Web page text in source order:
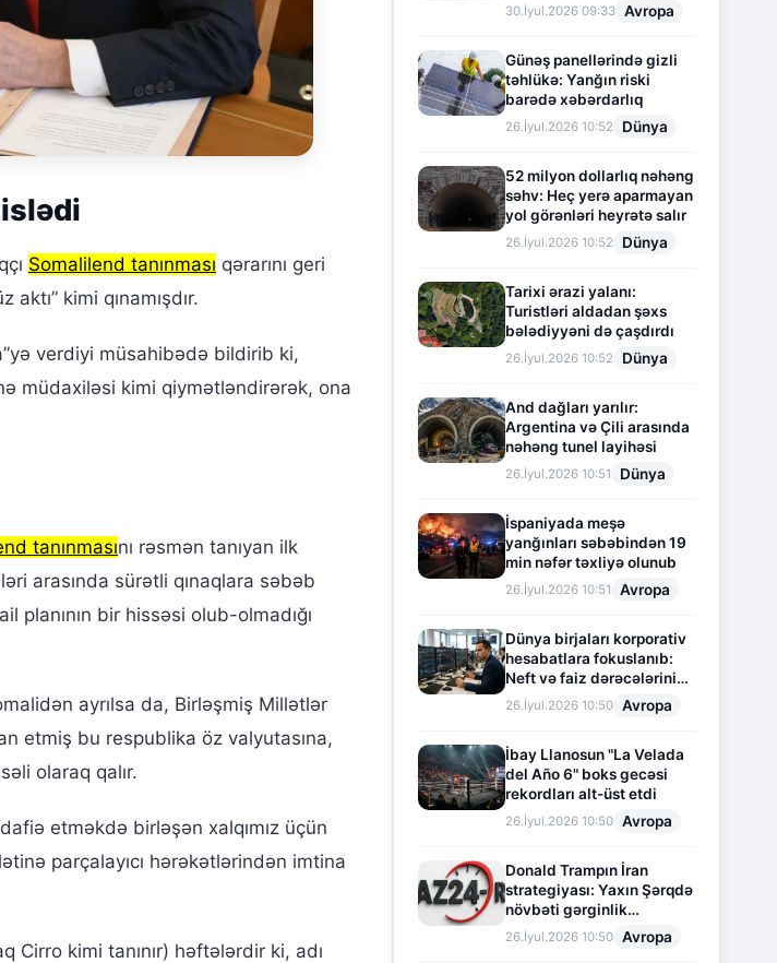
Somalilend tanınması qərarını geri
kimi qınamışdır.
verdiyi müsahibədə bildirib ki,
müdaxiləsi kimi qiymətləndirərək, ona
tanınmasını rəsmən tanıyan ilk
arasında sürətli qınaqlara səbəb
planının bir hissəsi olub-olmadığı
ayrılsa da, Birləşmiş Millətlər
etmiş bu respublika öz valyutasına,
olaraq qalır.
etməkdə birləşən xalqımız üçün
parçalayıcı hərəkətlərindən imtina
kimi tanınır) həftələrdir ki, adı
30.İyul.2026 09:33 Avropa
Günəş panellərində gizli
təhlükə: Yanğın riski
barədə xəbərdarlıq
26.İyul.2026 10:52 Dünya
52 milyon dollarlıq nəhəng
səhv: Heç yerə aparmayan
yol görənləri heyrətə salır
26.İyul.2026 10:52 Dünya
Tarixi ərazi yalanı:
Turistləri aldadan şəxs
bələdiyyəni də çaşdırdı
26.İyul.2026 10:52 Dünya
And dağları yarılır:
Argentina və Çili arasında
nəhəng tunel layihəsi
26.İyul.2026 10:51 Dünya
İspaniyada meşə
yanğınları səbəbindən 19
min nəfər təxliyə olunub
26.İyul.2026 10:51 Avropa
Dünya birjaları korporativ
hesabatlara fokuslanıb:
Neft və faiz dərəcələrinin
təsiri altında cari vəziyyət
26.İyul.2026 10:50 Avropa
İbay Llanosun "La Velada
del Año 6" boks gecəsi
rekordları alt-üst etdi
26.İyul.2026 10:50 Avropa
Donald Trampın İran
strategiyası: Yaxın Şərqdə
növbəti gərginlik
mərhələsi
26.İyul.2026 10:50 Avropa